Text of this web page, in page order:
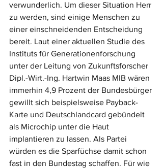
verwunderlich. Um dieser Situation Herr
zu werden, sind einige Menschen zu
einer einschneidenden Entscheidung
bereit. Laut einer aktuellen Studie des
Instituts für Generationenforschung
unter der Leitung von Zukunftsforscher
Dipl.-Wirt.-Ing. Hartwin Maas MIB wären
immerhin 4,9 Prozent der Bundesbürger
gewillt sich beispielsweise Payback-
Karte und Deutschlandcard gebündelt
als Microchip unter die Haut
implantieren zu lassen. Als Partei
würden es die Sparfüchse damit schon
fast in den Bundestag schaffen. Für wie